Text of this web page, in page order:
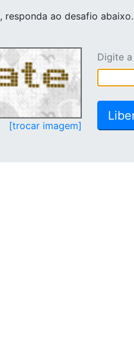
, responda ao desafio abaixo.
[trocar imagem]
Digite